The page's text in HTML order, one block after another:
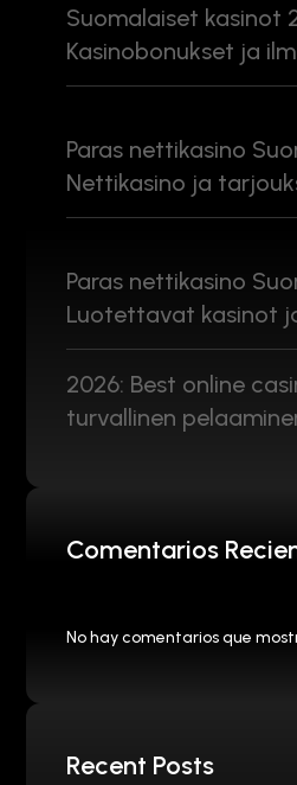
Suomalaiset kasinot
Kasinobonukset ja
Paras nettikasino
Nettikasino ja
Paras nettikasino
Luotettavat kasinot
2026: Best online
turvallinen
Comentarios
No hay comentarios que
Recent Posts